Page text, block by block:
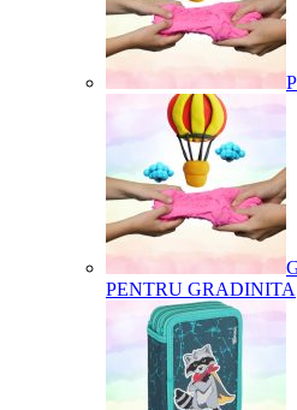
PENTRU GRADINITA